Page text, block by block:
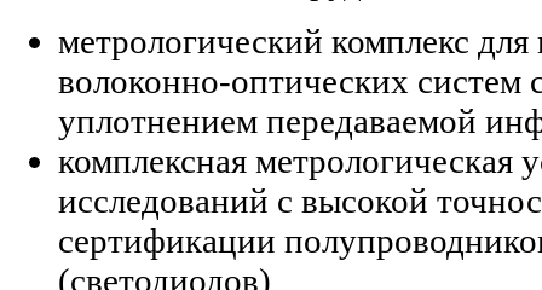
метрологический комплекс
волоконно-оптических систем
уплотнением передаваемой
комплексная метрологическая
исследований с высокой
сертификации
(светодиодов)